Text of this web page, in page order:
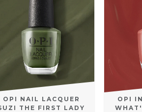
OPI NAIL LACQUER
THE FIRST LADY
OPI